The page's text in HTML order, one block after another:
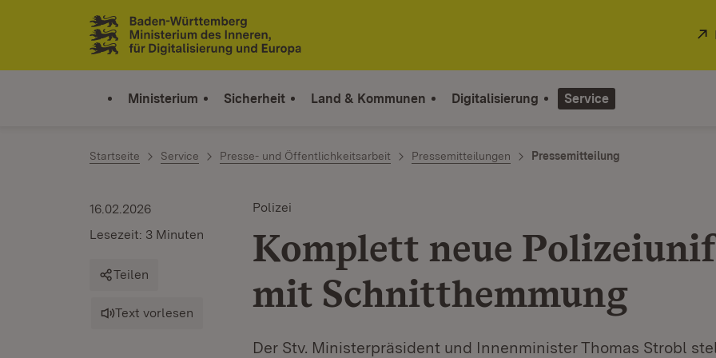
Zum Inhalt springen
Link zur Startseite
Ministerium Sicherheit Land & Kommunen Digitalisierung Service
Startseite Service Presse- und Öffentlichkeitsarbeit Pressemitteilungen Pressemitteilung
Polizei
Komplett neue
mit Schnitthemmung
Der Stv. Ministerpräsident und Innenminister Thomas Strobl
16.02.2026
Lesezeit: 3 Minuten
Teilen
Text vorlesen